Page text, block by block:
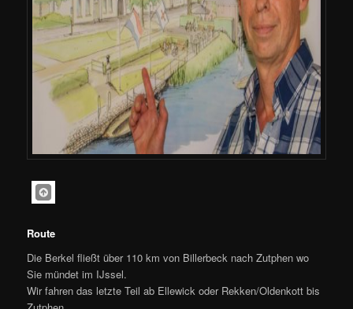
Route
Die Berkel fließt über 110 km von Billerbeck nach Zutphen wo
Sie mündet im IJssel.
Wir fahren das letzte Teil ab Ellewick oder Rekken/Oldenkott bis